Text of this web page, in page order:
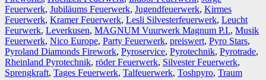
Feuerwerk, Jubiläums Feuerwerk, Jugendfeuerwerk, Kirmes
Feuerwerk, Kramer Feuerwerk, Lesli Silvesterfeuerwerk, Leucht
Feurwerk, Leverkusen, MAGNUM Vuurwerk Magnum P.I., Musik
Feuerwerk, Nico Europe, Party Feuerwerk, preiswert, Pyro Stars,
Pyroland Diamonds Firework, Pyroservice, Pyrotechnik, Pyrotrade,
Rheinland Pyrotechnik, röder Feuerwerk, Silvester Feuerwerk,
Sprengkraft, Tages Feuerwerk, Talfeuerwerk, Toshpyro, Traum